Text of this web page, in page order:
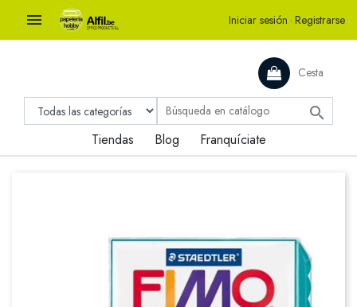
 Iniciar sesión · Registrarse
Cesta

Tiendas Blog Franquíciate